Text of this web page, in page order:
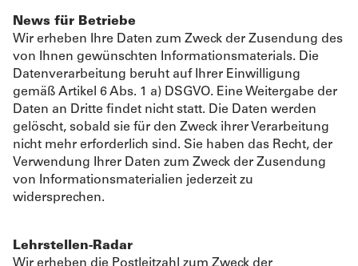
News für Betriebe
Wir erheben Ihre Daten zum Zweck der Zusendung des
von Ihnen gewünschten Informationsmaterials. Die
Datenverarbeitung beruht auf Ihrer Einwilligung
gemäß Artikel 6 Abs. 1 a) DSGVO. Eine Weitergabe der
Daten an Dritte findet nicht statt. Die Daten werden
gelöscht, sobald sie für den Zweck ihrer Verarbeitung
nicht mehr erforderlich sind. Sie haben das Recht, der
Verwendung Ihrer Daten zum Zweck der Zusendung
von Informationsmaterialien jederzeit zu
widersprechen.
Lehrstellen-Radar
Wir erheben die Postleitzahl zum Zweck der